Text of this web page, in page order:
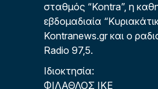
σταθμός “Kontra”, η
εβδομαδιαία
Kontranews.gr και ο
Radio 97,5.
Ιδιοκτησία:
ΦΙΛΑΘΛΟΣ ΙΚΕ